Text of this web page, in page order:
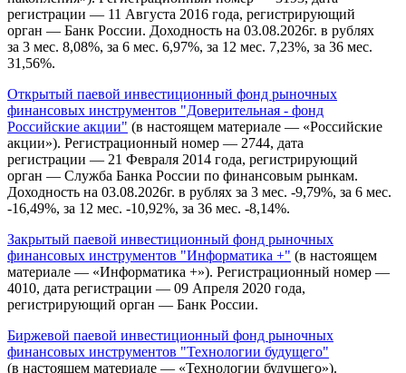
регистрации — 11 Августа 2016 года, регистрирующий
орган — Банк России. Доходность на 03.08.2026г. в рублях
за 3 мес. 8,08%, за 6 мес. 6,97%, за 12 мес. 7,23%, за 36 мес.
31,56%.
Открытый паевой инвестиционный фонд рыночных
финансовых инструментов "Доверительная - фонд
Российские акции" (в настоящем материале — «Российские
акции»). Регистрационный номер — 2744, дата
регистрации — 21 Февраля 2014 года, регистрирующий
орган — Служба Банка России по финансовым рынкам.
Доходность на 03.08.2026г. в рублях за 3 мес. -9,79%, за 6 мес.
-16,49%, за 12 мес. -10,92%, за 36 мес. -8,14%.
Закрытый паевой инвестиционный фонд рыночных
финансовых инструментов "Информатика +" (в настоящем
материале — «Информатика +»). Регистрационный номер —
4010, дата регистрации — 09 Апреля 2020 года,
регистрирующий орган — Банк России.
Биржевой паевой инвестиционный фонд рыночных
финансовых инструментов "Технологии будущего"
(в настоящем материале — «Технологии будущего»).